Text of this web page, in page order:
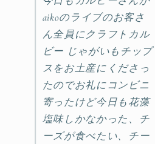
aikoのライブのお客さ
ん全員にクラフトカル
ビー じゃがいもチップ
スをお土産にくださっ
たのでお礼にコンビニ
寄ったけど今日も花藻
塩味しかなかった、チ
ーズが食べたい、チー